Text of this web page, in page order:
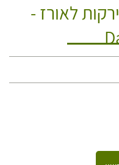
לאורז -